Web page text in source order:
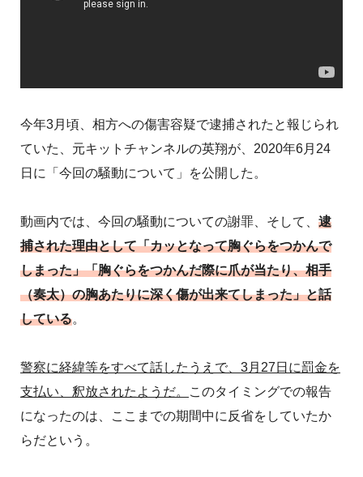
今年3月頃、相方への傷害容疑で逮捕されたと報じられ
ていた、元キットチャンネルの英翔が、2020年6月24
日に「今回の騒動について」を公開した。
動画内では、今回の騒動についての謝罪、そして、 逮
捕された理由として「カッとなって胸ぐらをつかんで
しまった」「胸ぐらをつかんだ際に爪が当たり、相手
（奏太）の胸あたりに深く傷が出来てしまった」と話
している。
警察に経緯等をすべて話したうえで、3月27日に罰金を
支払い、釈放されたようだ。
このタイミングでの報告
になったのは、ここまでの期間中に反省をしていたか
らだという。